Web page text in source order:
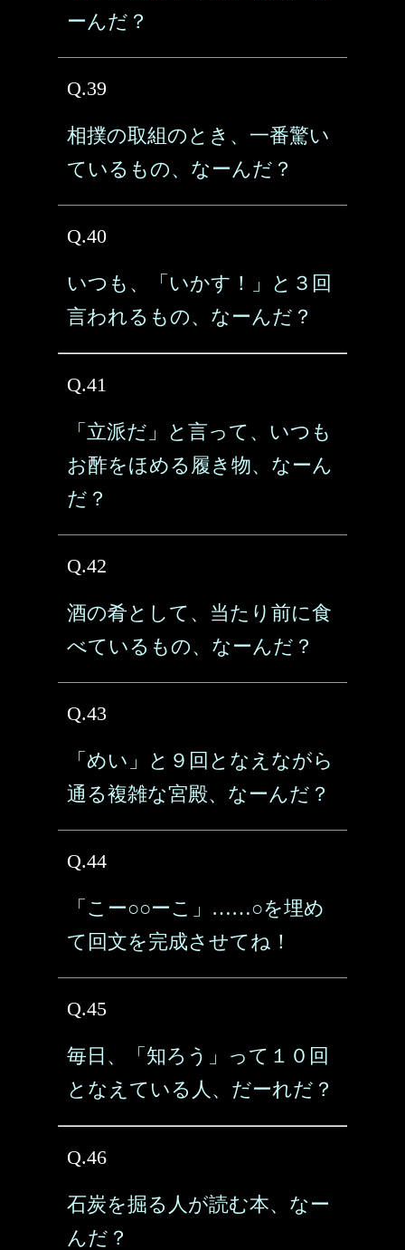
ーんだ？
Q.39
相撲の取組のとき、一番驚い
ているもの、なーんだ？
Q.40
いつも、「いかす！」と３回
言われるもの、なーんだ？
Q.41
「立派だ」と言って、いつも
お酢をほめる履き物、なーん
だ？
Q.42
酒の肴として、当たり前に食
べているもの、なーんだ？
Q.43
「めい」と９回となえながら
通る複雑な宮殿、なーんだ？
Q.44
「こー○○ーこ」……○を埋め
て回文を完成させてね！
Q.45
毎日、「知ろう」って１０回
となえている人、だーれだ？
Q.46
石炭を掘る人が読む本、なー
んだ？